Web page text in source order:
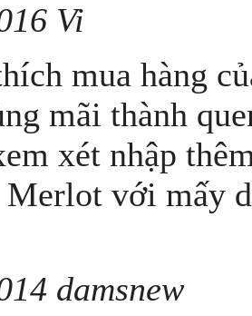
Vi
mua hàng
mãi thành
xét nhập
Merlot với mấy
damsnew